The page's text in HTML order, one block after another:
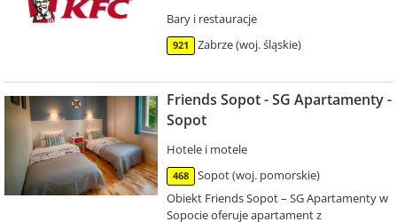
Bary i restauracje
921 Zabrze (woj. śląskie)
Friends Sopot - SG Apartamenty -
Sopot
Hotele i motele
468
Sopot (woj. pomorskie)
Obiekt Friends Sopot – SG Apartamenty w
Sopocie oferuje apartament z